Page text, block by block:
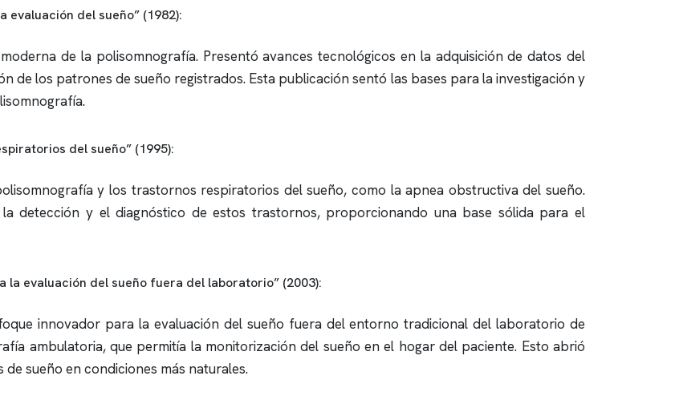
evaluación del sueño” (1982):
de la polisomnografía. Presentó avances tecnológicos en la adquisición de datos del
los patrones de sueño registrados. Esta publicación sentó las bases para la investigación y
.
del sueño” (1995):
y los trastornos respiratorios del sueño, como laapnea obstructivadel sueño.
detección y el diagnóstico de estos trastornos, proporcionando una base sólida para el
evaluación del sueño fuera del laboratorio” (2003):
innovador para la evaluación del sueño fuera del entorno tradicional del laboratorio de
ambulatoria, que permitía la monitorización del sueño en el hogar del paciente. Esto abrió
sueño en condiciones más naturales.